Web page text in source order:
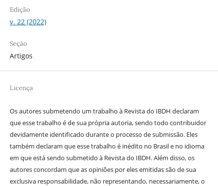
Edição
v. 22 (2022)
Seção
Artigos
Licença
Os autores submetendo um trabalho à Revista do IBDH declaram
que esse trabalho é de sua própria autoria, sendo todo contribuidor
devidamente identificado durante o processo de submissão. Eles
também declaram que esse trabalho é inédito no Brasil e no idioma
em que está sendo submetido à Revista do IBDH. Além disso, os
autores concordam que as opiniões por eles emitidas são de sua
exclusiva responsabilidade, não representando, necessariamente, o